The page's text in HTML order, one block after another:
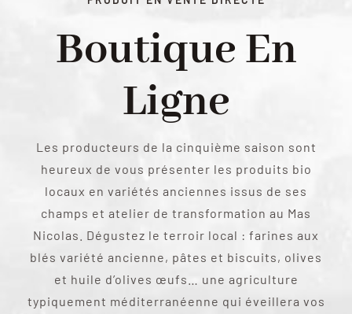
Boutique En
Ligne
Les producteurs de la cinquième saison sont
heureux de vous présenter les produits bio
locaux en variétés anciennes issus de ses
champs et atelier de transformation au Mas
Nicolas. Dégustez le terroir local : farines aux
blés variété ancienne, pâtes et biscuits, olives
et huile d’olives œufs… une agriculture
typiquement méditerranéenne qui éveillera vos